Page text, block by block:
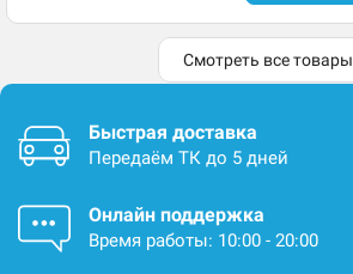
Смотреть все товары
Быстрая доставка
Передаём ТК до 5 дней
Онлайн поддержка
Время работы: 10:00 - 20:00